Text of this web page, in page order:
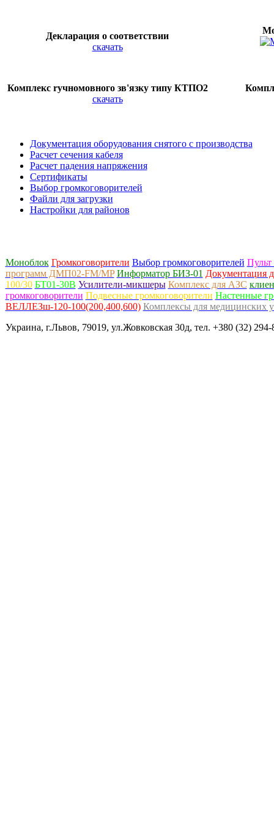
Декларация о соответствии
скачать
Комплекс ryчномовного зв'язку типу КТПО2
скачать
Документация оборудования снятого с производства
Расчет сечения кабеля
Расчет падения напряжения
Сертификаты
Выбор громкоговорителей
Файли для загрузки
Настройки для районов
Моноблок Громкоговорители Выбор громкоговорителей
программ ДМП02-FM/MP Информатор БИЗ-01 Документация
100/30 БТ01-30В Усилители-микшеры Комплекс для АЗС
громкоговорители Подвесные громкоговорители Настенные
ВЕЛЛЕЗш-120-100(200,400,600) Комплексы для медицинских
Украина, г.Львов, 79019, ул.Жовковская 30д, тел. +380 (32)